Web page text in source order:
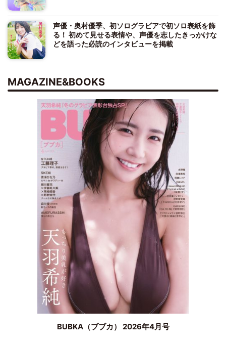
声優・奥村優季、初ソログラビアで初ソロ表紙を飾
る！ 初めて見せる表情や、声優を志したきっかけな
どを語った必読のインタビューを掲載
MAGAZINE&BOOKS
BUBKA（ブブカ） 2026年4月号